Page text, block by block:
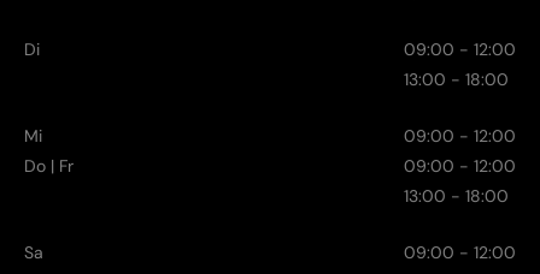
Di
09:00 - 12:00
13:00 - 18:00
Mi
09:00 - 12:00
Do | Fr
09:00 - 12:00
13:00 - 18:00
Sa 09:00 - 12:00